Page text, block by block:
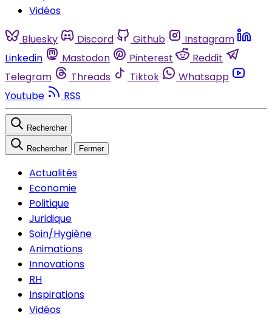
Vidéos
Bluesky Discord Github
Instagram
Linkedin
Mastodon Pinterest
Reddit
Telegram
Threads Tiktok
Whatsapp
Youtube
RSS
Rechercher
Rechercher Fermer
Actualités
Economie
Politique
Juridique
Soin/Hygiène
Animations
Innovations
RH
Inspirations
Vidéos